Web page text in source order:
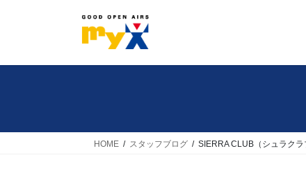
ン
ー
HOME スタッフブログ SIERRA CLUB（シュラクラ